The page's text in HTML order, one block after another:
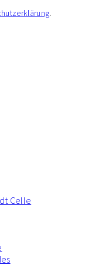
.
Celle